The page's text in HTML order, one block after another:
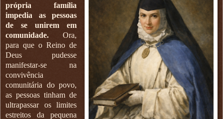
própria família
impedia as pessoas
de se unirem em
comunidade. Ora,
para que o Reino de
Deus pudesse
manifestar-se na
convivência
comunitária do povo,
as pessoas tinham de
ultrapassar os limites
estreitos da pequena